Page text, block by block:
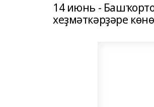
14 июнь -
хеҙмәткәрҙәре көнө